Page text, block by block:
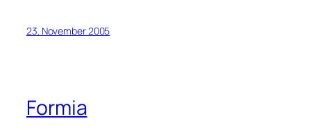
23. November 2005
Formia